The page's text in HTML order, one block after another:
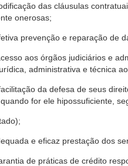
das cláusulas
onerosas;
prevenção e reparação de
aos órgãos judiciários e
administrativa e técnica
da defesa de seus
for ele hipossuficiente,
e eficaz prestação dos
de práticas de crédito